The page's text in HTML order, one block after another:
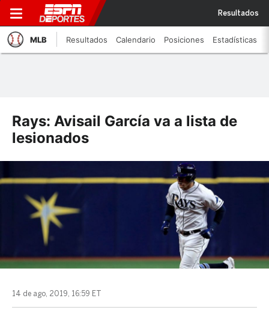
Resultados
MLB Resultados Calendario Posiciones Estadísticas
Rays: Avisail García va a lista de
lesionados
14 de ago, 2019, 16:59 ET